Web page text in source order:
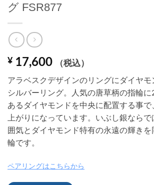
グ FSR877
¥ 17,600 （税込）
アラベスクデザインのリングにダイヤモ
シルバーリング。人気の唐草柄の指輪
あるダイヤモンドを中央に配置する事
上がりになっています。いぶし銀なら
囲気とダイヤモンド特有の永遠の輝き
輪です。
ペアリングはこちらから